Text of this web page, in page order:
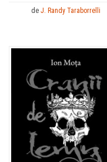
de J. Randy Taraborrelli